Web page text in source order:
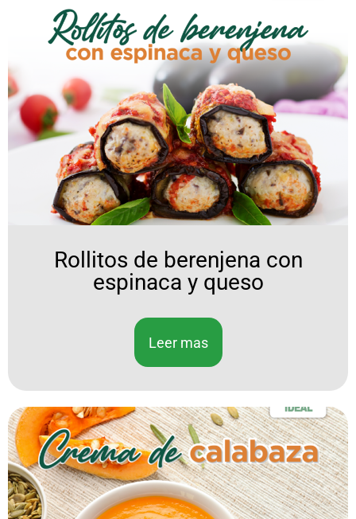
Rollitos de berenjena con
espinaca y queso
Leer mas